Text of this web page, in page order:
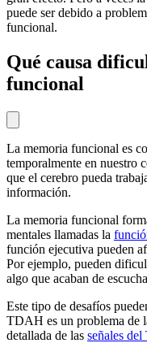
puede ser debido a
funcional.
Qué causa
funcional
La memoria funcional es
temporalmente en nuestro
que el cerebro pueda
información.
La memoria funcional
mentales llamadas la
función ejecutiva pueden
Por ejemplo, pueden
algo que acaban de
Este tipo de desafíos
TDAH es un problema de
detallada de las señales